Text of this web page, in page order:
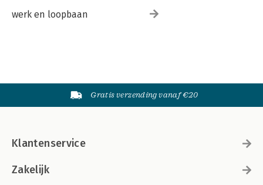
werk en loopbaan
Gratis verzending vanaf €20
Klantenservice
Zakelijk